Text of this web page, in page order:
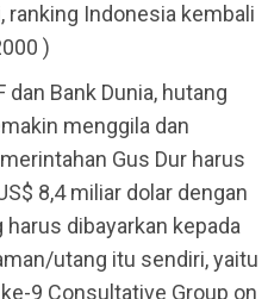
ranking Indonesia kembali
)
dan Bank Dunia, hutang
menggila dan
Gus Dur harus
8,4 miliar dolar dengan
dibayarkan kepada
utang itu sendiri, yaitu
9 Consultative Group on